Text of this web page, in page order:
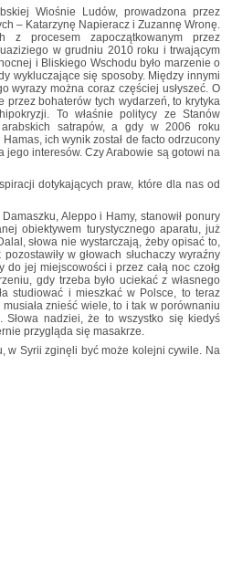
Wiośnie Ludów, prowadzona przez
– Katarzynę Napieracz i Zuzannę Wronę.
z procesem zapoczątkowanym przez
w grudniu 2010 roku i trwającym
i Bliskiego Wschodu było marzenie o
wykluczające się sposoby. Między innymi
wyrazy można coraz częściej usłyszeć. O
bohaterów tych wydarzeń, to krytyka
To właśnie politycy ze Stanów
satrapów, a gdy w 2006 roku
ich wynik został de facto odrzucony
interesów. Czy Arabowie są gotowi na
dotykających praw, które dla nas od
Aleppo i Hamy, stanowił ponury
obiektywem turystycznego aparatu, już
słowa nie wystarczają, żeby opisać to,
w głowach słuchaczy wyraźny
do jej miejscowości i przez całą noc czołg
gdy trzeba było uciekać z własnego
studiować i mieszkać w Polsce, to teraz
znieść wiele, to i tak w porównaniu
nadziei, że to wszystko się kiedyś
przygląda się masakrze.
w Syrii zginęli być może kolejni cywile. Na